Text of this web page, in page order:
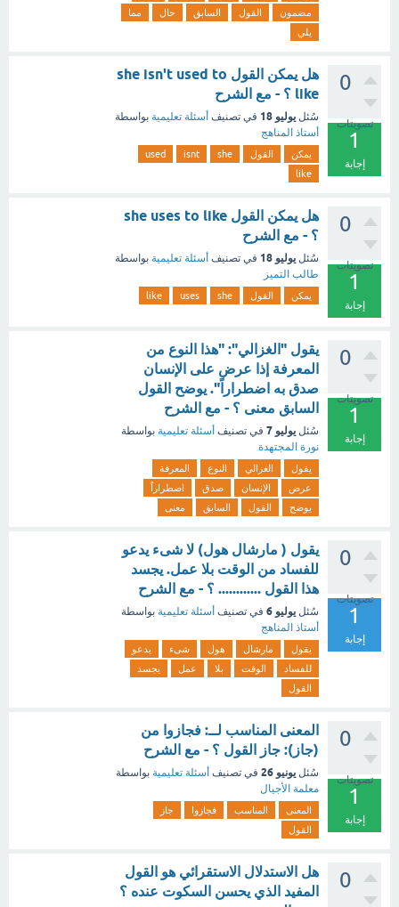
مضمون
القول السابق حال
مما
يلي
0
تصويتات
1
إجابة
هل يمكن القول she isn't used to
like ؟ - مع الشرح
سُئل يوليو 18 في تصنيف أسئلة تعليمية بواسطة
أستاذ المناهج
يمكن القول she
isnt
used
like
0
تصويتات
1
إجابة
هل يمكن القول she uses to like
؟ - مع الشرح
سُئل يوليو 18 في تصنيف أسئلة تعليمية بواسطة
طالب التميز
يمكن القول she
uses
like
0
تصويتات
1
إجابة
يقول "الغزالي": "هذا النوع من
المعرفة إذا عرض على الإنسان
صدق به اضطراراً". يوضح القول
السابق معنى ؟ - مع الشرح
سُئل يوليو 7 في تصنيف أسئلة تعليمية بواسطة
نورة المجتهدة
يقول الغزالي النوع
المعرفة
عرض
الإنسان صدق
اضطراراً
يوضح
القول السابق معنى
0
تصويتات
1
إجابة
يقول ( مارشال هول) لا شىء يدعو
للفساد من الوقت بلا عمل. يجسد
هذا القول ............ ؟ - مع الشرح
سُئل يوليو 6 في تصنيف أسئلة تعليمية بواسطة
أستاذ المناهج
يقول مارشال هول شىء
يدعو
للفساد
الوقت بلا عمل
يجسد
القول
0
تصويتات
1
إجابة
المعنى المناسب لــ: فجازوا من
(جاز): جاز القول ؟ - مع الشرح
سُئل يونيو 26 في تصنيف أسئلة تعليمية بواسطة
معلمة الأجيال
المعنى المناسب فجازوا
جاز
القول
0
هل الاستدلال الاستقرائي هو القول
المفيد الذي يحسن السكوت عنده ؟